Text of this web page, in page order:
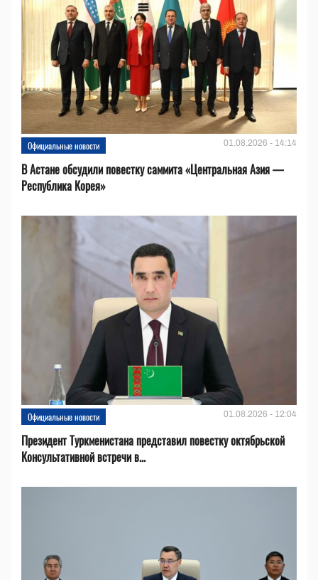
Официальные новости 01.08.2026 - 14:14
В Астане обсудили повестку саммита «Центральная Азия —
Республика Корея»
Официальные новости 01.08.2026 - 12:04
Президент Туркменистана представил повестку октябрьской
Консультативной встречи в...